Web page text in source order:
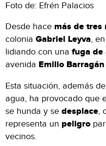
Foto de: Efrén Palacios
Desde hace más de tres
coloniaGabriel Leyva,
lidiando con unafuga
avenida Emilio
Esta situación, además
agua, ha provocado que
se hunda y sedesplace,
representa un peligro
vecinos.